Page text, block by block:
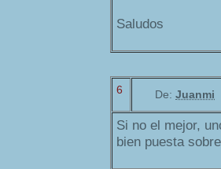
Saludos
6 De: Juanmi
Si no el mejor,
bien puesta